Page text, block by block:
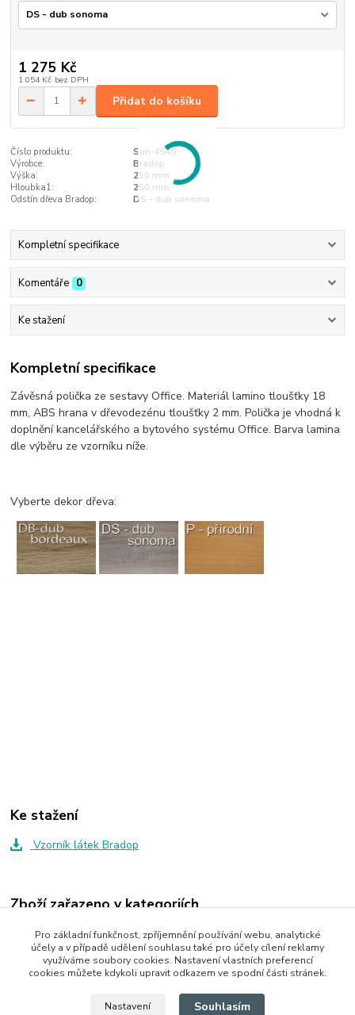
1 275 Kč
1 054 Kč bez DPH
Přidat do košíku
Číslo produktu:
Sun-4548
Výrobce:
Bradop
Výška:
250 mm
Hloubka1:
250 mm
Odstín dřeva Bradop:
DS - dub sonoma
Kompletní specifikace
Komentáře 0
Ke stažení
Kompletní specifikace
Závěsná polička ze sestavy Office. Materiál lamino tloušťky 18
mm, ABS hrana v dřevodezénu tloušťky 2 mm. Polička je vhodná k
doplnění kancelářského a bytového systému Office. Barva lamina
dle výběru ze vzorníku níže.
Vyberte dekor dřeva:
Ke stažení
Vzorník látek Bradop
Zboží zařazeno v kategoriích
Regály
Bytové doplňky
Pro základní funkčnost, zpříjemnění používání webu, analytické
účely a v případě udělení souhlasu také pro účely cílení reklamy
využíváme soubory cookies. Nastavení vlastních preferencí
cookies můžete kdykoli upravit odkazem ve spodní části stránek.
Nastavení Souhlasím